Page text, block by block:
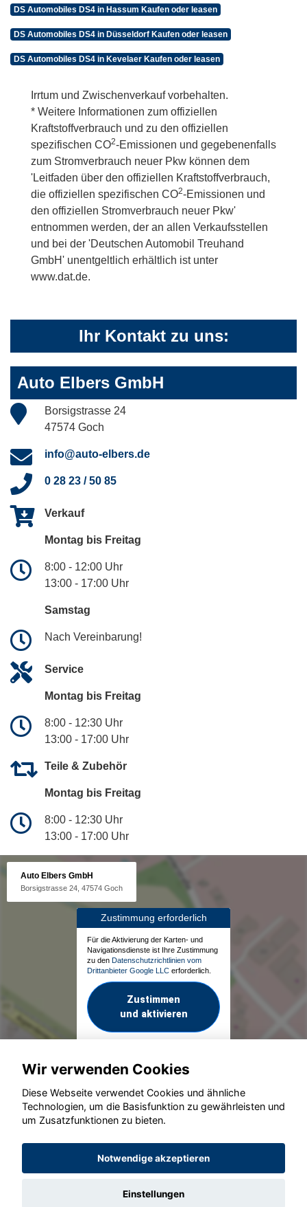
DS Automobiles DS4 in Hassum Kaufen oder leasen
DS Automobiles DS4 in Düsseldorf Kaufen oder leasen
DS Automobiles DS4 in Kevelaer Kaufen oder leasen
Irrtum und Zwischenverkauf vorbehalten.
* Weitere Informationen zum offiziellen
Kraftstoffverbrauch und zu den offiziellen
spezifischen CO2-Emissionen und gegebenenfalls
zum Stromverbrauch neuer Pkw können dem
'Leitfaden über den offiziellen Kraftstoffverbrauch,
die offiziellen spezifischen CO2-Emissionen und
den offiziellen Stromverbrauch neuer Pkw'
entnommen werden, der an allen Verkaufsstellen
und bei der 'Deutschen Automobil Treuhand
GmbH' unentgeltlich erhältlich ist unter
www.dat.de.
Ihr Kontakt zu uns:
Auto Elbers GmbH
Borsigstrasse 24
47574 Goch
info@auto-elbers.de
0 28 23 / 50 85
Verkauf
Montag bis Freitag
8:00 - 12:00 Uhr
13:00 - 17:00 Uhr
Samstag
Nach Vereinbarung!
Service
Montag bis Freitag
8:00 - 12:30 Uhr
13:00 - 17:00 Uhr
Teile & Zubehör
Montag bis Freitag
8:00 - 12:30 Uhr
13:00 - 17:00 Uhr
Auto Elbers GmbH
Borsigstrasse 24, 47574 Goch
Zustimmung erforderlich
Für die Aktivierung der Karten- und
Navigationsdienste ist Ihre Zustimmung
zu den Datenschutzrichtlinien vom
Drittanbieter Google LLC erforderlich.
Zustimmen
und aktivieren
© konjunkturmotor.de GmbH 2020 - 2026
Wir verwenden Cookies
Diese Webseite verwendet Cookies und ähnliche
Technologien, um die Basisfunktion zu gewährleisten und
um Zusatzfunktionen zu bieten.
Notwendige akzeptieren
Einstellungen